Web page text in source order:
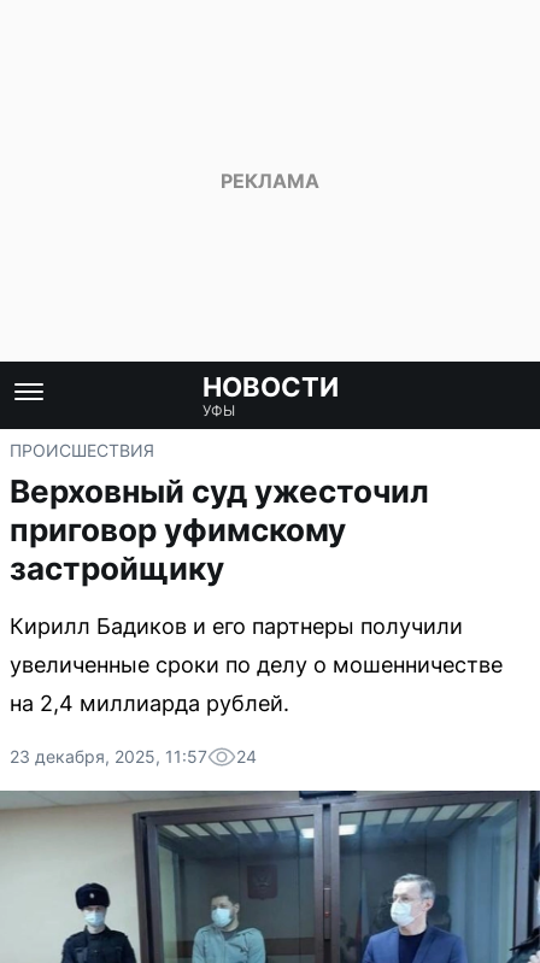
НОВОСТИ
УФЫ
ПРОИСШЕСТВИЯ
Верховный суд ужесточил
приговор уфимскому
застройщику
Кирилл Бадиков и его партнеры получили
увеличенные сроки по делу о мошенничестве
на 2,4 миллиарда рублей.
23 декабря, 2025, 11:57 24